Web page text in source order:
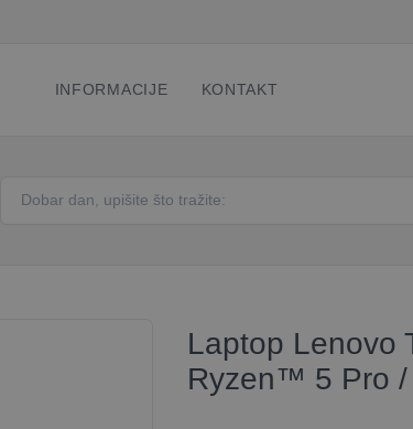
INFORMACIJE KONTAKT
Laptop Lenovo
Ryzen™ 5 Pro